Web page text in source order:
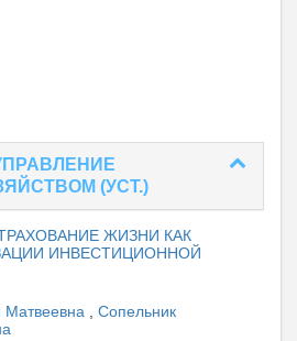
(УСТ.)
ЖИЗНИ КАК
ИНВЕСТИЦИОННОЙ
Матвеевна
Сопельник